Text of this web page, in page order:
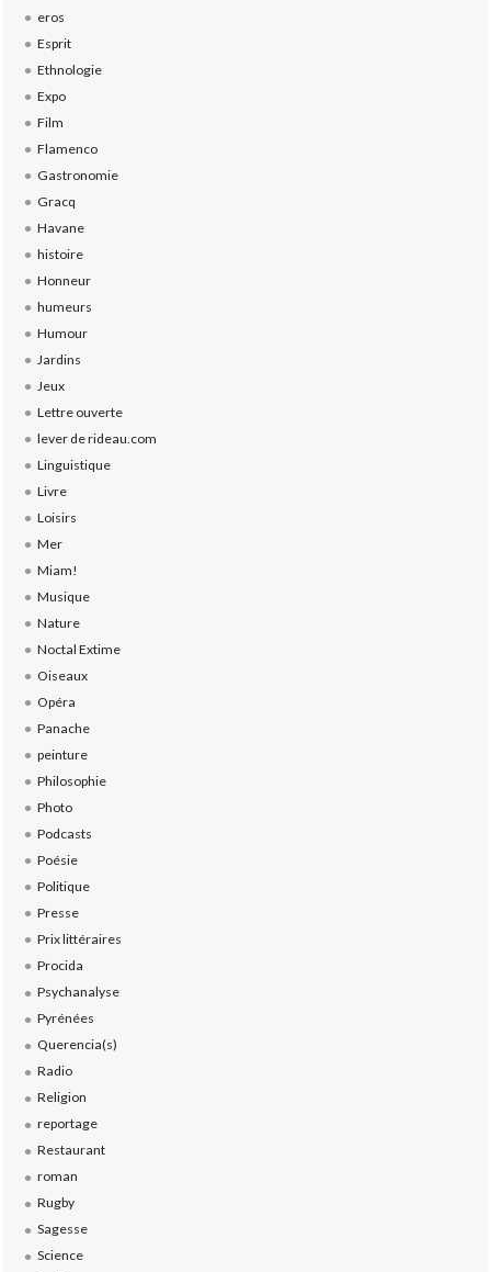
eros
Esprit
Ethnologie
Expo
Film
Flamenco
Gastronomie
Gracq
Havane
histoire
Honneur
humeurs
Humour
Jardins
Jeux
Lettre ouverte
lever de rideau.com
Linguistique
Livre
Loisirs
Mer
Miam!
Musique
Nature
Noctal Extime
Oiseaux
Opéra
Panache
peinture
Philosophie
Photo
Podcasts
Poésie
Politique
Presse
Prix littéraires
Procida
Psychanalyse
Pyrénées
Querencia(s)
Radio
Religion
reportage
Restaurant
roman
Rugby
Sagesse
Science